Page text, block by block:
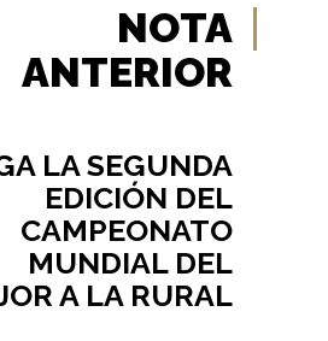
NOTA
ANTERIOR
LA SEGUNDA
EDICIÓN DEL
CAMPEONATO
MUNDIAL DEL
A LA RURAL